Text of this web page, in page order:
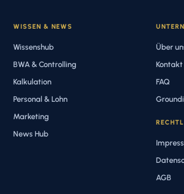
WISSEN & NEWS
Wissenshub
BWA & Controlling
Kalkulation
Personal & Lohn
Marketing
News Hub
Über
Kontakt
FAQ
AGB